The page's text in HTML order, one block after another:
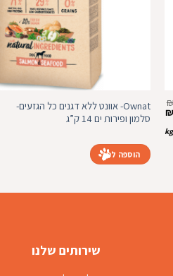
₪המחיר
הנוכחי
הוא:
₪315.00.
kg
Ownat- אוונט ללא דגנים כל הגזעים-
סלמון ופירות ים 14 ק”ג
הוספה לסל
שירותים שלנו